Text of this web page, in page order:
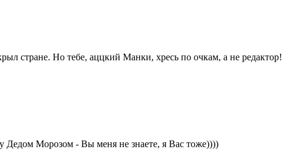
стране. Но тебе, аццкий Манки, хресь по очкам, а не редактор!
Дедом Морозом - Вы меня не знаете, я Вас тоже))))